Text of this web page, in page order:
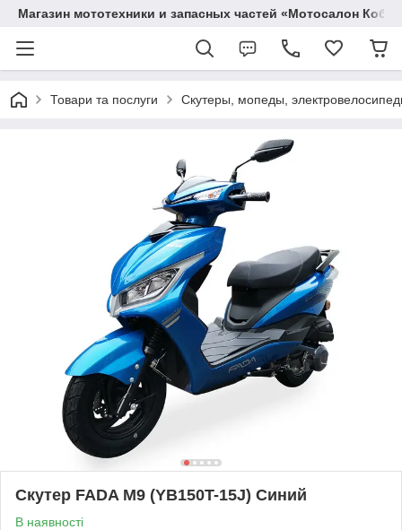
Магазин мототехники и запасных частей «Мотосалон
Товари та послуги Скутеры, мопеды,
Скутер FADA M9 (YB150T-15J) Синий
В наявності